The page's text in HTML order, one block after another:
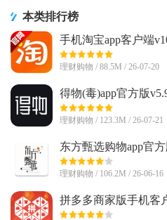
本类排行榜
手机淘宝app客户端
版
理财购物 / 88.5M / 26-07-20
得物(毒)app官方版
理财购物 / 123.3M / 26-07-21
东方甄选购物app官
新版
理财购物 / 106.2M / 26-06-16
拼多多商家版手机客
安卓版